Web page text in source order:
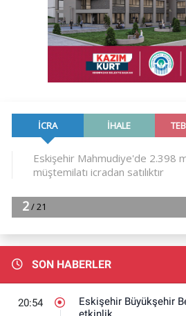
SON HABERLER
20:54
Eskişehir Büyükşehir